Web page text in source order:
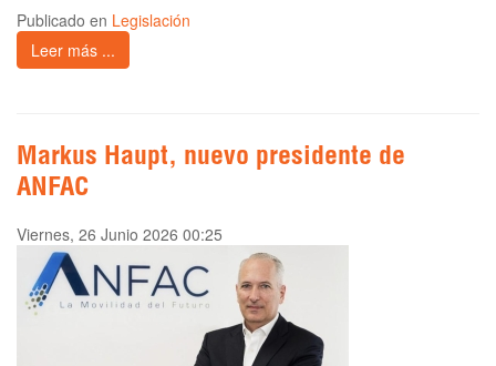
Publicado en Legislación
Leer más ...
Markus Haupt, nuevo presidente de
ANFAC
Viernes, 26 Junio 2026 00:25